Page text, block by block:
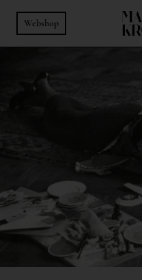
Webshop